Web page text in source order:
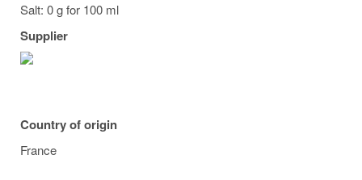
Salt: 0 g for 100 ml
Supplier
Country of origin
France